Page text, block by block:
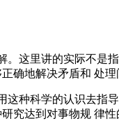
这里讲的实际不是
确地解决矛盾和 处理
种科学的认识去指
究达到对事物规 律